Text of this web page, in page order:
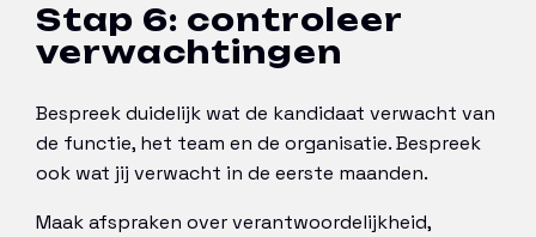
Stap 6: controleer
verwachtingen
Bespreek duidelijk wat de kandidaat verwacht van
de functie, het team en de organisatie. Bespreek
ook wat jij verwacht in de eerste maanden.
Maak afspraken over verantwoordelijkheid,